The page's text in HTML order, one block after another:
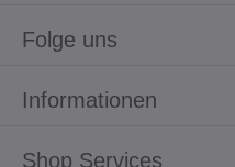
Folge uns
Informationen
Shop Services